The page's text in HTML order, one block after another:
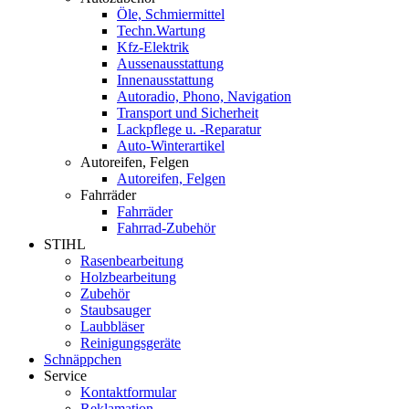
Öle, Schmiermittel
Techn.Wartung
Kfz-Elektrik
Aussenausstattung
Innenausstattung
Autoradio, Phono, Navigation
Transport und Sicherheit
Lackpflege u. -Reparatur
Auto-Winterartikel
Autoreifen, Felgen
Autoreifen, Felgen
Fahrräder
Fahrräder
Fahrrad-Zubehör
STIHL
Rasenbearbeitung
Holzbearbeitung
Zubehör
Staubsauger
Laubbläser
Reinigungsgeräte
Schnäppchen
Service
Kontaktformular